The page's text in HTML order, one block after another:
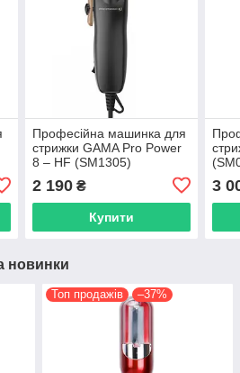
Професійна машинка для
стрижки GAMA Pro Power
8 – HF (SM1305)
2 190₴
Купити
3
новинки
Топ продажів –37%